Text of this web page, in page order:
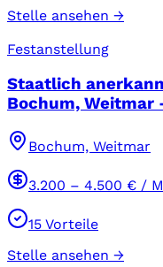
Stelle ansehen →
Festanstellung
Staatlich
Bochum, Weitmar
Bochum, Weitmar
3.200 – 4.500 € /
15 Vorteile
Stelle ansehen →